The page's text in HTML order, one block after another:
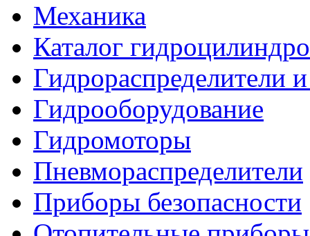
Механика
Каталог
Гидрораспределители
Гидрооборудование
Гидромоторы
Пневмораспределители
Приборы безопасности